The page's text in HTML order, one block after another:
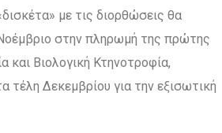
µε τις διορθώσεις θα
στην πληρωµή της πρώτης
Βιολογική Κτηνοτροφία,
τέλη ∆εκεµβρίου για την εξισωτική